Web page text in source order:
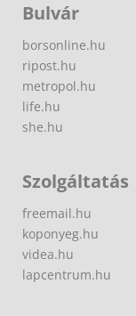
Bulvár
borsonline.hu
ripost.hu
metropol.hu
life.hu
she.hu
Szolgáltatás
freemail.hu
koponyeg.hu
videa.hu
lapcentrum.hu